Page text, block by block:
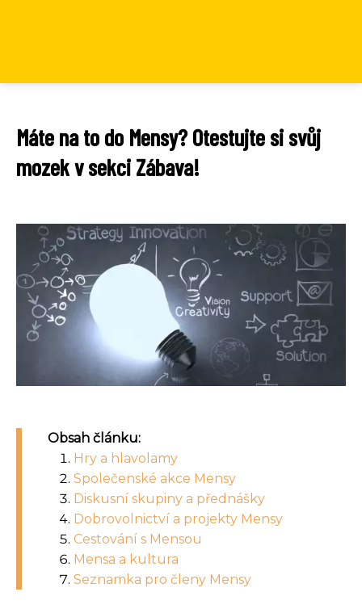
Máte na to do Mensy? Otestujte si svůj
mozek v sekci Zábava!
Obsah článku:
Hry a hlavolamy
Společenské akce Mensy
Diskusní skupiny a přednášky
Dobrovolnictví a projekty Mensy
Cestování s Mensou
Mensa a kultura
Seznamka pro členy Mensy